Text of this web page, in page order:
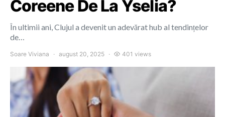
Coreene De La Yselia?
În ultimii ani, Clujul a devenit un adevărat hub al tendințelor
de…
Soare Viviana august 20, 2025 401 views